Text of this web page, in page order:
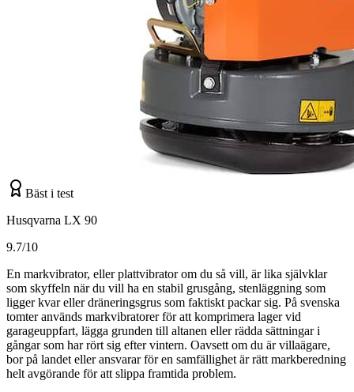
Bäst i test
Husqvarna LX 90
9.7/10
En markvibrator, eller plattvibrator om du så vill, är lika självklar
som skyffeln när du vill ha en stabil grusgång, stenläggning som
ligger kvar eller dräneringsgrus som faktiskt packar sig. På svenska
tomter används markvibratorer för att komprimera lager vid
garageuppfart, lägga grunden till altanen eller rädda sättningar i
gångar som har rört sig efter vintern. Oavsett om du är villaägare,
bor på landet eller ansvarar för en samfällighet är rätt markberedning
helt avgörande för att slippa framtida problem.